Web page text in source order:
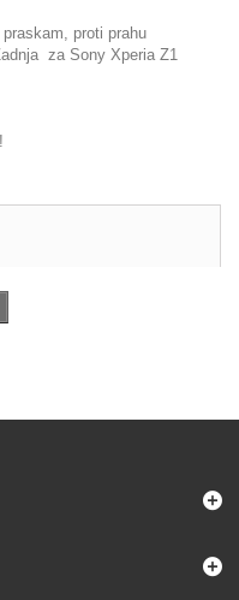
proti prahu
za Sony Xperia Z1